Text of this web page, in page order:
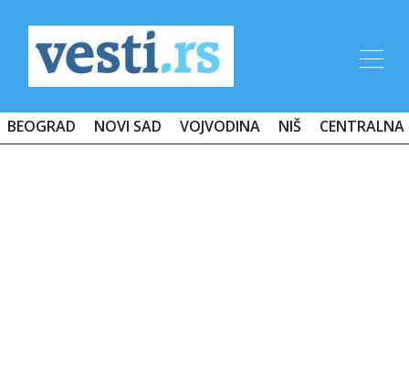
BEOGRAD NOVI SAD VOJVODINA NIŠ CENTRALNA